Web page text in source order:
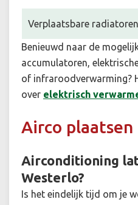
Verplaatsbare radiatoren
Benieuwd naar de
accumulatoren,
of infraroodverwarming?
over elektrisch
Airco
Airconditioning
Westerlo?
Is het eindelijk tijd om je